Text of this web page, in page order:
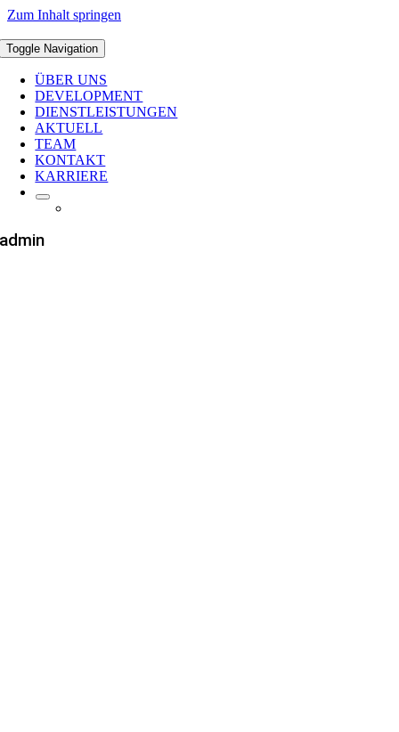
Zum Inhalt springen
Toggle Navigation
ÜBER UNS
DEVELOPMENT
DIENSTLEISTUNGEN
AKTUELL
TEAM
KONTAKT
KARRIERE
admin